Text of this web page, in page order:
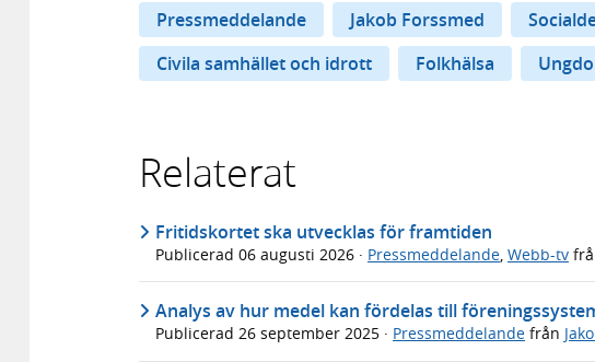
Pressmeddelande Jakob Forssmed
Civila samhället och idrott
Folkhälsa
Relaterat
Fritidskortet ska utvecklas för framtiden
Publicerad 06 augusti 2026 · Pressmeddelande Webb-tv
Analys av hur medel kan fördelas till
Publicerad 26 september 2025 · Pressmeddelande från